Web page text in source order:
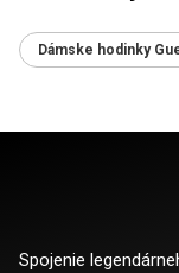
Dámske hodinky
Spojenie